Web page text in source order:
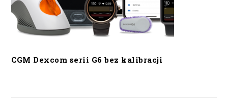
CGM Dexcom serii G6 bez kalibracji